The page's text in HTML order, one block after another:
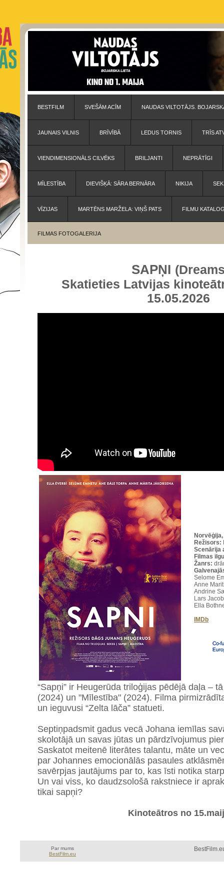
BESTFILM SVEŠĀM ACĪM NAUDAS VILTOTĀJS.
JAUNAIS VILNIS BRĪVĪBĀ LEDUS TORNIS TRĪS
VIENDIMENSIONĀLS CILVĒKS BRILJANTI NEPRĀTĪGI
MĪLESTĪBA DIEVIŠĶĀ: SĀRA BERNĀRA NIKIJA
VĪZIJAS MARTĒNS MARŽELA: VIŅŠ PATS FILMU
FILMAS FOTOGALERIJA
SAPŅI
Skatieties Latvijas
15.05.2026
Režisors:
Scenārija
Filmas
Žanrs:
Selome
Anne
Andrine
Lars
Ella
IMDb
“Sapņi” ir Heugerūda triloģijas pēdējā daļa –
(2024) un "Mīlestība" (2024). Filma
un ieguvusi “Zelta lāča” statueti.
Septiņpadsmit gadus vecā Johana iemīlas
skolotājā un savas jūtas un pārdzīvojumus
Saskatot meitenē literātes talantu, māte un
par Johannes emocionālās pasaules
savērpjas jautājums par to, kas īsti notika
Un vai viss, ko daudzsološā rakstniece ir
tikai sapņi?
Kinoteātros no
Par mums
BestFilm.eu